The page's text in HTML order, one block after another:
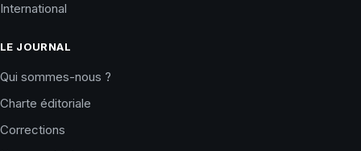
International
LE JOURNAL
Qui sommes-nous ?
Charte éditoriale
Corrections